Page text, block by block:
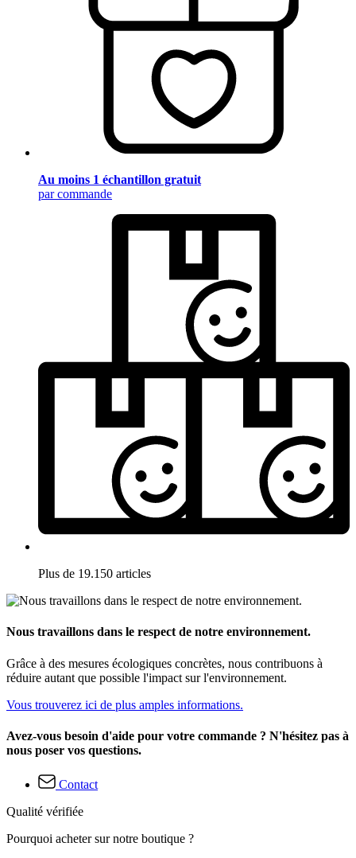
Au moins 1 échantillon gratuit
par commande
Plus de 19.150 articles
Nous travaillons dans le respect de notre environnement.
Grâce à des mesures écologiques concrètes, nous contribuons à
réduire autant que possible l'impact sur l'environnement.
Vous trouverez ici de plus amples informations.
Avez-vous besoin d'aide pour votre commande ? N'hésitez pas à
nous poser vos questions.
Contact
Qualité vérifiée
Pourquoi acheter sur notre boutique ?